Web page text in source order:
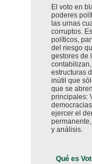
El voto en
poderes
las urnas
corruptos.
políticos,
del riesgo
gestores de
estructuras
inútil que
que se
principales:
ejercer el
y análisis.
Qué es